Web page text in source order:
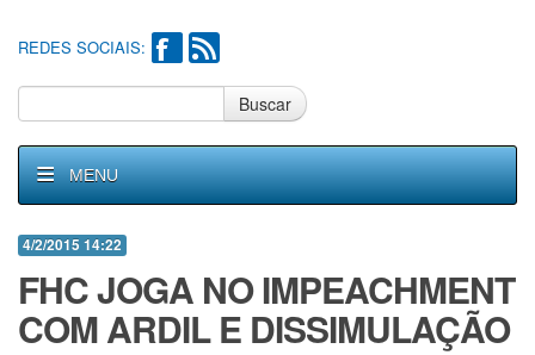
REDES SOCIAIS:
Buscar
MENU
4/2/2015 14:22
FHC JOGA NO IMPEACHMENT
COM ARDIL E DISSIMULAÇÃO